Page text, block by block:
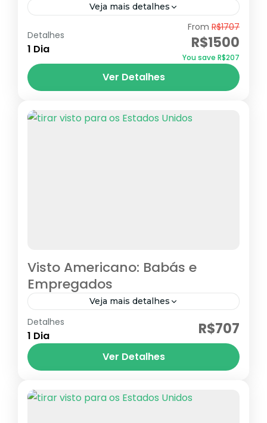
Veja mais detalhes
visto D7 para Portugal
visto para aposentados Portugal
Visto para titulares de rendimentos D7
Detalhes
1 Dia
From R$1707
R$1500
You save R$207
Ver Detalhes
Visto Americano: Babás e
Empregados
Veja mais detalhes
Visto B1
Estados Unidos
Detalhes
1 Dia R$707
Ver Detalhes